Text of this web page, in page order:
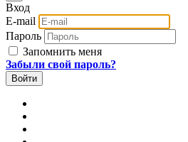
Вход
E-mail
Пароль
Запомнить меня
Забыли свой пароль?